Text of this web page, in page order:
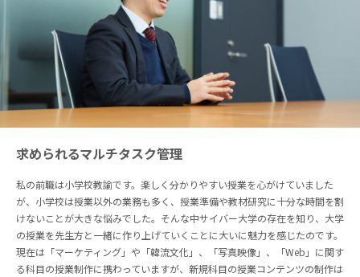
求められるマルチタスク管理
私の前職は小学校教諭です。楽しく分かりやすい授業を心がけていました
が、小学校は授業以外の業務も多く、授業準備や教材研究に十分な時間を割
けないことが大きな悩みでした。そんな中サイバー大学の存在を知り、大学
の授業を先生方と一緒に作り上げていくことに大いに魅力を感じたのです。
現在は「マーケティング」や「韓流文化」、「写真映像」、「Web」に関す
る科目の授業制作に携わっていますが、新規科目の授業コンテンツの制作は